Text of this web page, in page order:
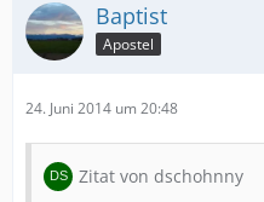
Baptist
Apostel
24. Juni 2014 um 20:48
Zitat von dschohnny